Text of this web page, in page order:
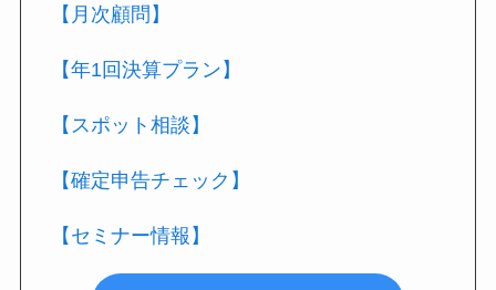
【月次顧問】
【年1回決算プラン】
【スポット相談】
【確定申告チェック】
【セミナー情報】